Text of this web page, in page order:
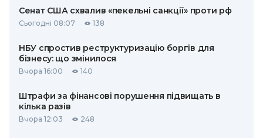
Сенат США схвалив «пекельні санкції» проти рф
Сьогодні 08:07 138
НБУ спростив реструктуризацію боргів для
бізнесу: що змінилося
Вчора 16:00 140
Штрафи за фінансові порушення підвищать в
кілька разів
Вчора 12:03 248